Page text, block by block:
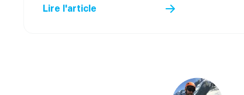
Lire l'article